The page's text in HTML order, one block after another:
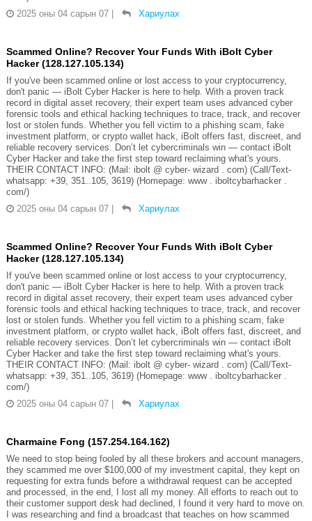
2025 оны 04 сарын 07
Хариулах
Scammed Online? Recover Your Funds With iBolt Cyber
Hacker (128.127.105.134)
If you've been scammed online or lost access to your cryptocurrency,
don't panic — iBolt Cyber Hacker is here to help. With a proven track
record in digital asset recovery, their expert team uses advanced cyber
forensic tools and ethical hacking techniques to trace, track, and recover
lost or stolen funds. Whether you fell victim to a phishing scam, fake
investment platform, or crypto wallet hack, iBolt offers fast, discreet, and
reliable recovery services. Don’t let cybercriminals win — contact iBolt
Cyber Hacker and take the first step toward reclaiming what's yours.
THEIR CONTACT INFO: (Mail: ibolt @ cyber- wizard . com) (Call/Text-
whatsapp: +39, 351..105, 3619) (Homepage: www . iboltcybarhacker .
com/)
2025 оны 04 сарын 07
Хариулах
Scammed Online? Recover Your Funds With iBolt Cyber
Hacker (128.127.105.134)
If you've been scammed online or lost access to your cryptocurrency,
don't panic — iBolt Cyber Hacker is here to help. With a proven track
record in digital asset recovery, their expert team uses advanced cyber
forensic tools and ethical hacking techniques to trace, track, and recover
lost or stolen funds. Whether you fell victim to a phishing scam, fake
investment platform, or crypto wallet hack, iBolt offers fast, discreet, and
reliable recovery services. Don’t let cybercriminals win — contact iBolt
Cyber Hacker and take the first step toward reclaiming what's yours.
THEIR CONTACT INFO: (Mail: ibolt @ cyber- wizard . com) (Call/Text-
whatsapp: +39, 351..105, 3619) (Homepage: www . iboltcybarhacker .
com/)
2025 оны 04 сарын 07
Хариулах
Charmaine Fong (157.254.164.162)
We need to stop being fooled by all these brokers and account managers,
they scammed me over $100,000 of my investment capital, they kept on
requesting for extra funds before a withdrawal request can be accepted
and processed, in the end, I lost all my money. All efforts to reach out to
their customer support desk had declined, I found it very hard to move on.
I was researching and find a broadcast that teaches on how scammed